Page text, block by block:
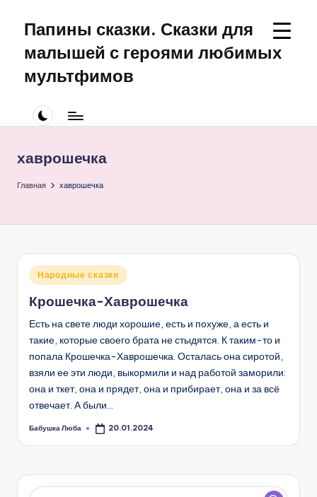
Перейти
содержимому
Папины сказки. Сказки для
малышей с героями любимых
мультфимов
для
малышей
Щенячий
хаврошечка
Главная хаврошечка
Опубликовано
Народные сказки
Крошечка-Хаврошечка
Есть на свете люди хорошие, есть и похуже, а есть и
такие, которые своего брата не стыдятся. К таким-то и
попала Крошечка-Хаврошечка. Осталась она сиротой,
взяли ее эти люди, выкормили и над работой заморили:
она и ткет, она и прядет, она и прибирает, она и за всё
отвечает. А были…
Запись
Бабушка Люба 20.01.2024